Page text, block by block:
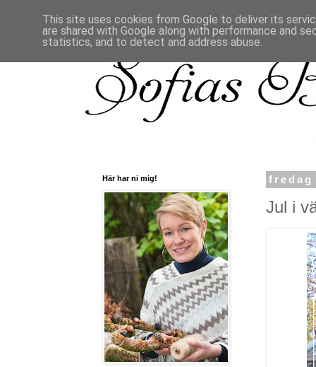
fredag
Jul i
Här har ni mig!
This site uses cookies from Google to deliver its
are shared with Google along with performance and
statistics, and to detect and address abuse.